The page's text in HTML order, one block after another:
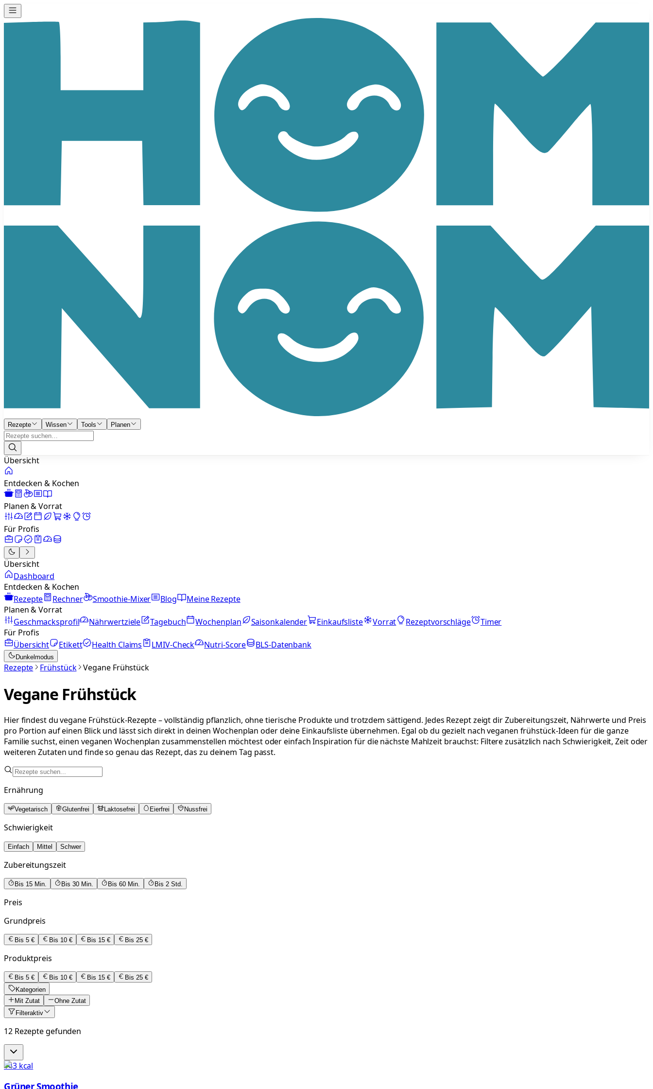
Rezepte Wissen Tools Planen
Übersicht
Entdecken & Kochen
Planen & Vorrat
Für Profis
Übersicht
Dashboard
Entdecken & Kochen
Rezepte
Rechner Smoothie-Mixer Blog
Meine Rezepte
Planen & Vorrat
Geschmacksprofil
Nährwertziele Tagebuch Wochenplan Saisonkalender Einkaufsliste Vorrat Rezeptvorschläge
Timer
Für Profis
Übersicht
Etikett Health Claims LMIV-Check Nutri-Score BLS-Datenbank
Dunkelmodus
Rezepte Frühstück Vegane Frühstück
Vegane Frühstück
Hier findest du vegane Frühstück-Rezepte – vollständig pflanzlich, ohne tierische Produkte und trotzdem sättigend. Jedes Rezept zeigt dir Zubereitungszeit, Nährwerte und Preis
pro Portion auf einen Blick und lässt sich direkt in deinen Wochenplan oder deine Einkaufsliste übernehmen. Egal ob du gezielt nach veganen frühstück-Ideen für die ganze
Familie suchst, einen veganen Wochenplan zusammenstellen möchtest oder einfach Inspiration für die nächste Mahlzeit brauchst: Filtere zusätzlich nach Schwierigkeit, Zeit oder
weiteren Zutaten und finde so genau das Rezept, das zu deinem Tag passt.
Ernährung
Vegetarisch Glutenfrei Laktosefrei Eierfrei Nussfrei
Schwierigkeit
Einfach Mittel Schwer
Zubereitungszeit
Bis 15 Min. Bis 30 Min. Bis 60 Min. Bis 2 Std.
Preis
Grundpreis
Bis 5 € Bis 10 € Bis 15 € Bis 25 €
Produktpreis
Bis 5 € Bis 10 € Bis 15 €
Bis 25 €
Kategorien
Mit Zutat
Ohne Zutat
Filteraktiv
12 Rezepte gefunden
143kcal
Grüner Smoothie